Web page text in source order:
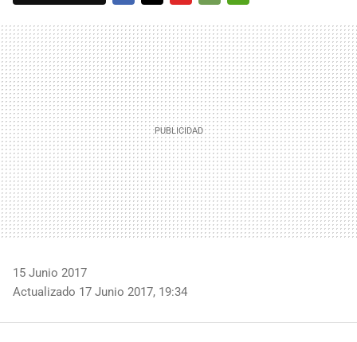
MAIL
15 Junio 2017
Actualizado 17 Junio 2017, 19:34